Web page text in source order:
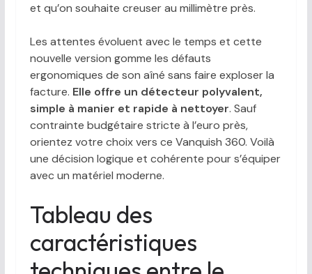
et qu’on souhaite creuser au millimètre près.
Les attentes évoluent avec le temps et cette
nouvelle version gomme les défauts
ergonomiques de son aîné sans faire exploser la
facture. Elle offre un détecteur polyvalent,
simple à manier et rapide à nettoyer. Sauf
contrainte budgétaire stricte à l’euro près,
orientez votre choix vers ce Vanquish 360. Voilà
une décision logique et cohérente pour s’équiper
avec un matériel moderne.
Tableau des
caractéristiques